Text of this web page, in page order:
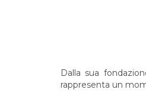
Dalla sua
rappresenta un